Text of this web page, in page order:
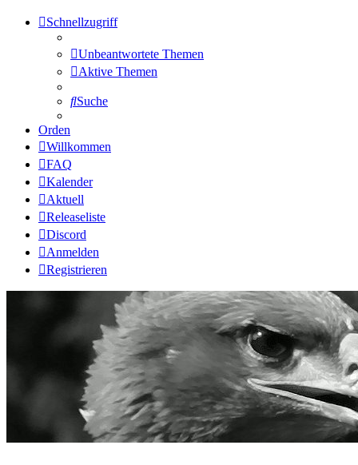
Schnellzugriff
Unbeantwortete Themen
Aktive Themen
Suche
Orden
Willkommen
FAQ
Kalender
Aktuell
Releaseliste
Discord
Anmelden
Registrieren